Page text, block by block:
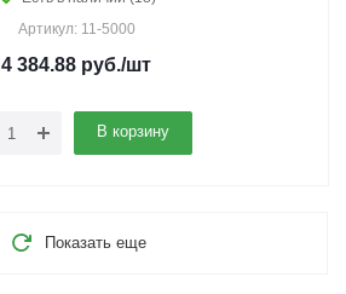
Артикул: 11-5000
4 384.88 руб./шт
В корзину
Показать еще